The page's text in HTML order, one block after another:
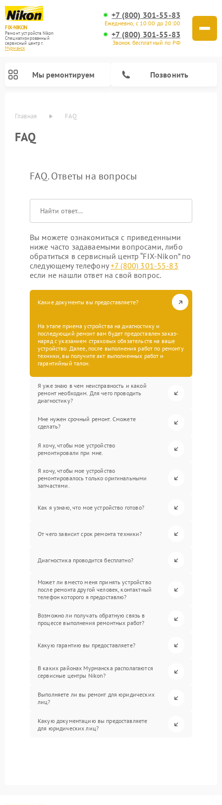
FIX-NIKON
Ремонт устройств Nikon
Специализированный
cервисный центр г.
Мурманск
+7 (800) 301-55-83
Ежедневно, с 10:00 до 20:00
+7 (800) 301-55-83
Звонок бесплатный по РФ
Мы ремонтируем Позвонить
Главная FAQ
FAQ
FAQ. Ответы на вопросы
Вы можете ознакомиться с приведенными
ниже часто задаваемыми вопросами, либо
обратиться в сервисный центр “FIX-Nikon” по
следующему телефону+7 (800) 301-55-83
если не нашли ответ на свой вопрос.
Какие документы вы предоставляете?
На этапе приема устройства на диагностику и
последующий ремонт вам будет предоставлен заказ-
наряд с указанием страховых обязательств на ваше
устройство. Далее, после выполнения работ по ремонту
техники, вы получите акт выполненных работ и
гарантийный талон.
Я уже знаю в чем неисправность и какой
ремонт необходим. Для чего проводить
диагностику?
Мне нужен срочный ремонт. Сможете
сделать?
Я хочу, чтобы мое устройство
ремонтировали при мне.
Я хочу, чтобы мое устройство
ремонтировалось только оригинальными
запчастями.
Как я узнаю, что мое устройство готово?
От чего зависит срок ремонта техники?
Диагностика проводится бесплатно?
Может ли вместо меня принять устройство
после ремонта другой человек, контактный
телефон которого я предоставлю?
Возможно ли получать обратную связь в
процессе выполнения ремонтных работ?
Какую гарантию вы предоставляете?
В каких районах Мурманска располагаются
сервисные центры Nikon?
Выполняете ли вы ремонт для юридических
лиц?
Какую документацию вы предоставляете
для юридических лиц?